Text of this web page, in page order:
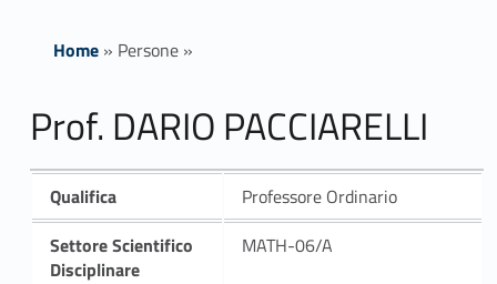
Home» Persone»
Prof. DARIO PACCIARELLI
Qualifica
Professore Ordinario
Settore Scientifico
Disciplinare
MATH-06/A